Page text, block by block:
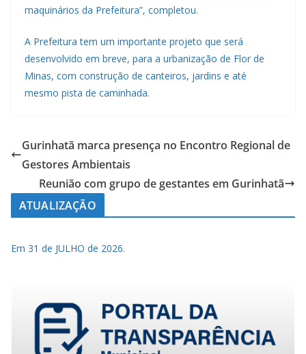
maquinários da Prefeitura”, completou.
A Prefeitura tem um importante projeto que será
desenvolvido em breve, para a urbanização de Flor de
Minas, com construção de canteiros, jardins e até
mesmo pista de caminhada.
Gurinhatã marca presença no Encontro Regional de
Gestores Ambientais
Reunião com grupo de gestantes em Gurinhatã
ATUALIZAÇÃO
Em 31 de JULHO de 2026.